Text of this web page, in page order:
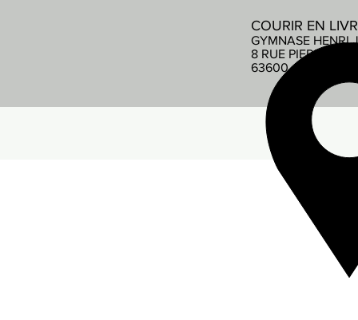
COURIR EN
GYMNASE HENRI
8 RUE PIERRE DE
63600 AMBERT